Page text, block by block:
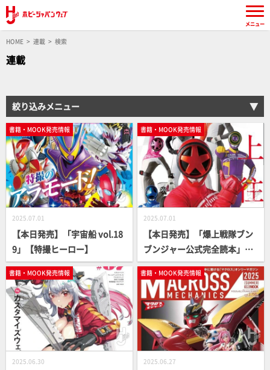
HOME 連載 検索
連載
絞り込みメニュー
書籍・MOOK発売情報
2025.07.01
【本日発売】「宇宙船 vol.18
9」【特撮ヒーロー】
書籍・MOOK発売情報
2025.07.01
【本日発売】「爆上戦隊ブン
ブンジャー公式完全読本」
【スーパー戦隊】
書籍・MOOK発売情報
2025.06.30
書籍・MOOK発売情報
2025.06.27
メニュー